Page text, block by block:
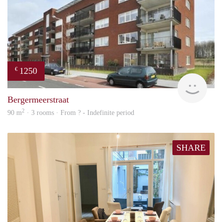
€ 1250
Bergermeerstraat
90 m2 · 3 rooms · From ? - Indefinite period
SHARE